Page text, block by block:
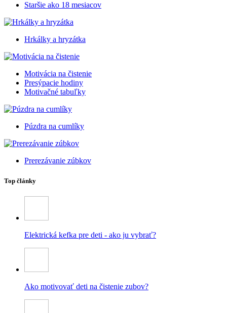
Staršie ako 18 mesiacov
Hrkálky a hryzátka
Motivácia na čistenie
Presýpacie hodiny
Motivačné tabuľky
Púzdra na cumlíky
Prerezávanie zúbkov
Top články
Elektrická kefka pre deti - ako ju vybrať?
Ako motivovať deti na čistenie zubov?